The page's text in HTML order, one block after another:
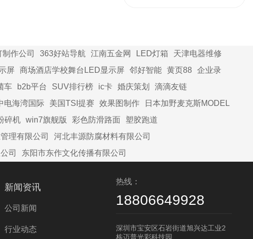
制作公司 363好站导航 江南五金网 LED灯箱
天津电器维修
屏 商场酒店学校舞台LED显示屏 邻好智能 黄页88 企业录
车 b2b平台 SUV排行榜 ic卡 婚庆策划
滴滴友链
电海湾国际 美国TSI提赛 效果图制作
日本加野麦克斯MODEL
碎机 win7旗舰版 彩色防滑路面
塑胶跑道
理有限公司
河北丰源防腐材料有限公司
司 东阳市东作文化传播有限公司
新闻资讯
公司新闻
行业动态
热线：
18806649928
深圳市宝安区石岩街道旭兴达工业2
栋迈普光彩科技园